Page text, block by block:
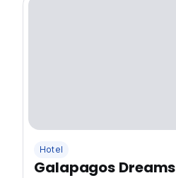
Hotel
Galapagos Dreams